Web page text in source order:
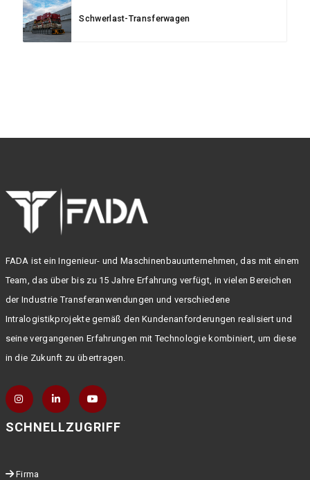
Schwerlast-Transferwagen
FADA ist ein Ingenieur- und Maschinenbauunternehmen, das mit einem
Team, das über bis zu 15 Jahre Erfahrung verfügt, in vielen Bereichen
der Industrie Transferanwendungen und verschiedene
Intralogistikprojekte gemäß den Kundenanforderungen realisiert und
seine vergangenen Erfahrungen mit Technologie kombiniert, um diese
in die Zukunft zu übertragen.
SCHNELLZUGRIFF
Firma